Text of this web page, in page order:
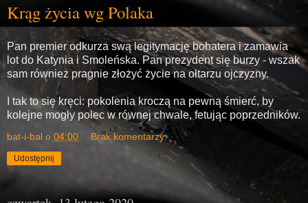
Krąg życia wg Polaka
Pan premier odkurza swą legitymację bohatera i zamawia
lot do Katynia i Smoleńska. Pan prezydent się burzy - wszak
sam również pragnie złożyć życie na ołtarzu ojczyzny.
I tak to się kręci: pokolenia kroczą na pewną śmierć, by
kolejne mogły polec w równej chwale, fetując poprzedników.
bat-i-bal o 04:00 Brak komentarzy:
Udostępnij